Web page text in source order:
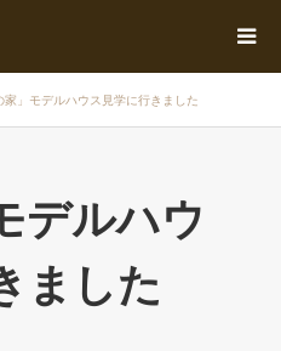
家」モデルハウス見学に行きました
デルハウ
ました